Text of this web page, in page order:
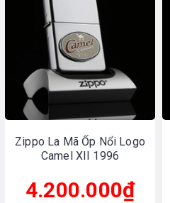
Zippo La Mã Ốp Nổi Logo
Camel XII 1996
4.200.000₫